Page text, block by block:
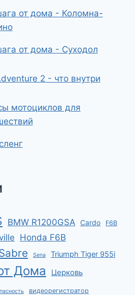
от дома - Коломна-
от дома - Суходол
2 - что внутри
мотоциклов для
BMW R1200GSA Cardo F6B
Honda F6B
Sena Triumph Tiger 955i
Дома Церковь
видеорегистратор